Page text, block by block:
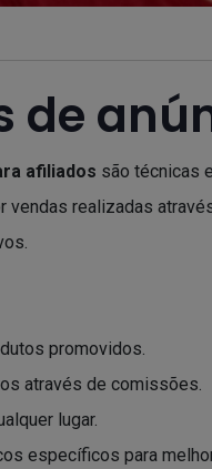
de
afiliados são técnicas
realizadas
promovidos.
através de comissões.
lugar.
específicos para